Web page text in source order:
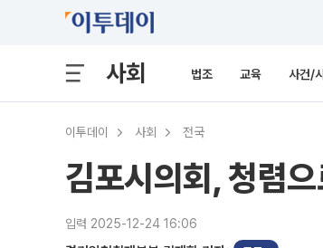
사회 법조 교육 사건/
이투데이 사회 전국
김포시의회, 청렴
입력 2025-12-24 16:06